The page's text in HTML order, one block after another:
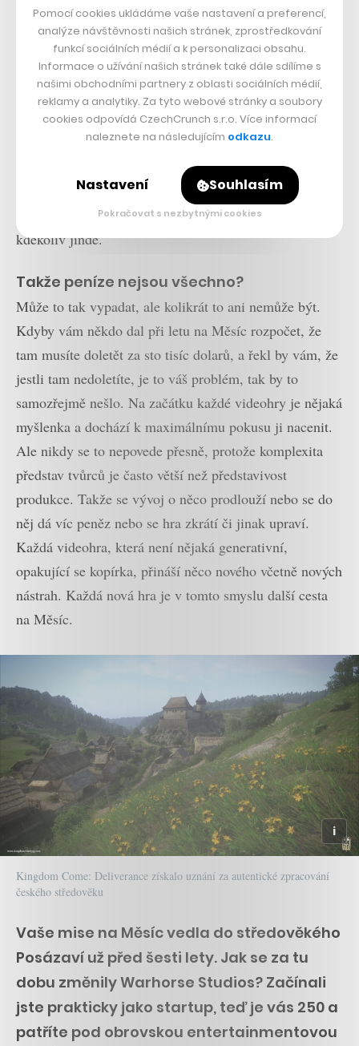
partnery v klidné diskuzi, nebo to mezi
vámi jiskří?
Firma typu herního studia se musí v principu řídit
konsenzuálními rozhodnutími. Na jedné straně
produkce a peníze, na straně druhé kreativní zájmy a
představy o výsledku. Musíme si mezi sebou vyříkat,
co je v daný moment nejdůležitější. Někdy to jsou
peníze, respektive zdroje obecně, jindy je přednější
kreativní představa. Nejiskří to mezi námi víc než
kdekoliv jinde.
Takže peníze nejsou všechno?
Může to tak vypadat, ale kolikrát to ani nemůže být.
Kdyby vám někdo dal při letu na Měsíc rozpočet, že
tam musíte doletět za sto tisíc dolarů, a řekl by vám, že
jestli tam nedoletíte, je to váš problém, tak by to
samozřejmě nešlo. Na začátku každé videohry je nějaká
myšlenka a dochází k maximálnímu pokusu ji nacenit.
Ale nikdy se to nepovede přesně, protože komplexita
představ tvůrců je často větší než představivost
produkce. Takže se vývoj o něco prodlouží nebo se do
něj dá víc peněz nebo se hra zkrátí či jinak upraví.
Každá videohra, která není nějaká generativní,
opakující se kopírka, přináší něco nového včetně nových
nástrah. Každá nová hra je v tomto smyslu další cesta
na Měsíc.
Kingdom Come: Deliverance získalo uznání za autentické zpracování
českého středověku
Vaše mise na Měsíc vedla do středověkého
Posázaví už před šesti lety. Jak se za tu
dobu změnily Warhorse Studios? Začínali
jste prakticky jako startup, teď je vás 250 a
patříte pod obrovskou entertainmentovou
Pomocí cookies ukládáme vaše nastavení a preferencí,
analýze návštěvnosti našich stránek, zprostředkování
funkcí sociálních médií a k personalizaci obsahu.
Informace o užívání našich stránek také dále sdílíme s
našimi obchodními partnery z oblasti sociálních médií,
reklamy a analytiky. Za tyto webové stránky a soubory
cookies odpovídá CzechCrunch s.r.o. Více informací
naleznete na následujícím odkazu.
Nastavení Souhlasím
Pokračovat s nezbytnými cookies